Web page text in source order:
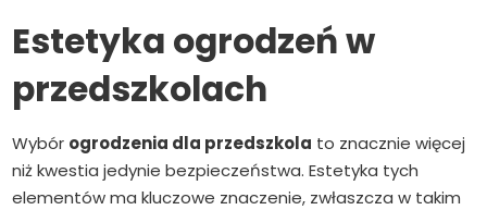
Estetyka ogrodzeń w
przedszkolach
Wybór ogrodzenia dla przedszkola to znacznie więcej
niż kwestia jedynie bezpieczeństwa. Estetyka tych
elementów ma kluczowe znaczenie, zwłaszcza w takim